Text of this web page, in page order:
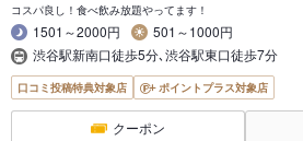
コスパ良し！食べ飲み放題やってます！
1501～2000円
501～1000円
渋谷駅新南口徒歩5分､渋谷駅東口徒歩7分
口コミ投稿特典対象店 ポイントプラス対象店
クーポン